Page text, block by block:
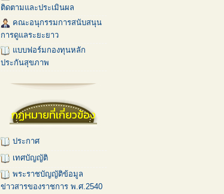
ติดตามและประเมินผล
คณะอนุกรรมการสนับสนุน
การดูแลระยะยาว
แบบฟอร์มกองทุนหลัก
ประกันสุขภาพ
กฏหมายที่เกี่ยวข้อง
ประกาศ
เทศบัญญัติ
พระราชบัญญัติข้อมูล
ข่าวสารของราชการ พ.ศ.2540